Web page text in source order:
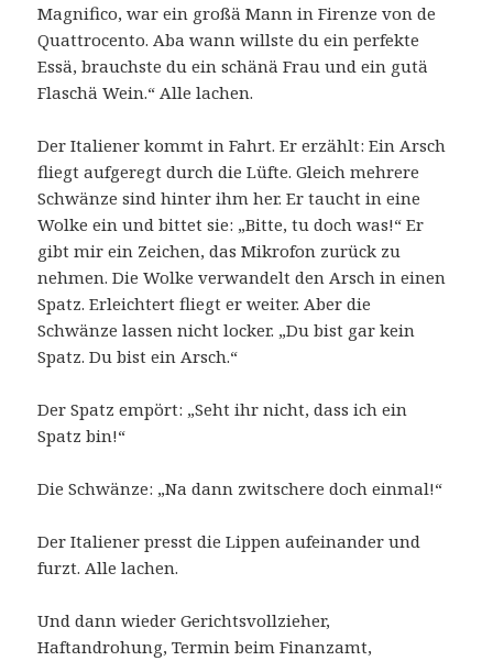
Magnifico, war ein großä Mann in Firenze von de
Quattrocento. Aba wann willste du ein perfekte
Essä, brauchste du ein schänä Frau und ein gutä
Flaschä Wein.“ Alle lachen.
Der Italiener kommt in Fahrt. Er erzählt: Ein Arsch
fliegt aufgeregt durch die Lüfte. Gleich mehrere
Schwänze sind hinter ihm her. Er taucht in eine
Wolke ein und bittet sie: „Bitte, tu doch was!“ Er
gibt mir ein Zeichen, das Mikrofon zurück zu
nehmen. Die Wolke verwandelt den Arsch in einen
Spatz. Erleichtert fliegt er weiter. Aber die
Schwänze lassen nicht locker. „Du bist gar kein
Spatz. Du bist ein Arsch.“
Der Spatz empört: „Seht ihr nicht, dass ich ein
Spatz bin!“
Die Schwänze: „Na dann zwitschere doch einmal!“
Der Italiener presst die Lippen aufeinander und
furzt. Alle lachen.
Und dann wieder Gerichtsvollzieher,
Haftandrohung, Termin beim Finanzamt,